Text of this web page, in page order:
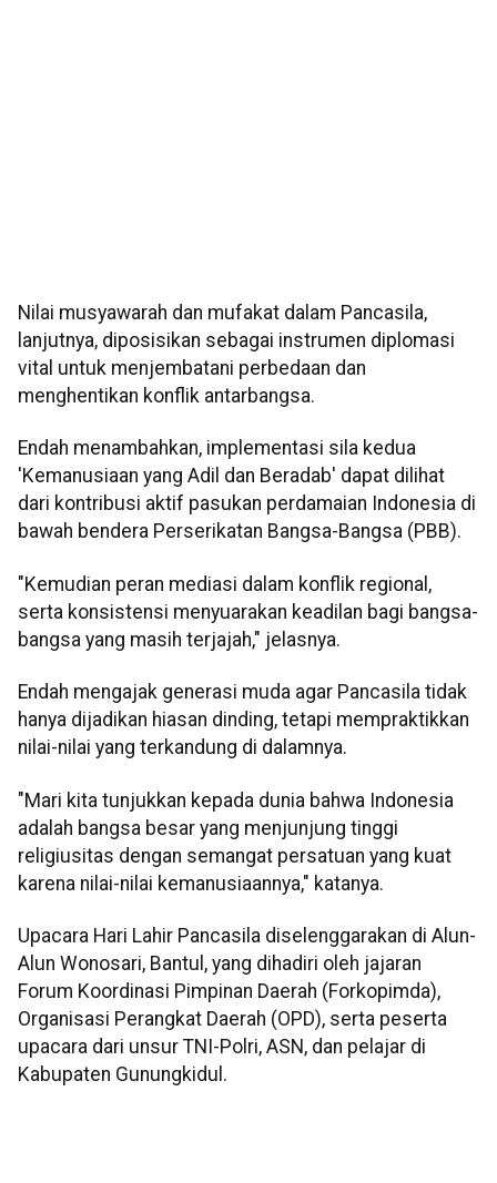
Nilai musyawarah dan mufakat dalam Pancasila,
lanjutnya, diposisikan sebagai instrumen diplomasi
vital untuk menjembatani perbedaan dan
menghentikan konflik antarbangsa.
Endah menambahkan, implementasi sila kedua
'Kemanusiaan yang Adil dan Beradab' dapat dilihat
dari kontribusi aktif pasukan perdamaian Indonesia di
bawah bendera Perserikatan Bangsa-Bangsa (PBB).
"Kemudian peran mediasi dalam konflik regional,
serta konsistensi menyuarakan keadilan bagi bangsa-
bangsa yang masih terjajah," jelasnya.
Endah mengajak generasi muda agar Pancasila tidak
hanya dijadikan hiasan dinding, tetapi mempraktikkan
nilai-nilai yang terkandung di dalamnya.
"Mari kita tunjukkan kepada dunia bahwa Indonesia
adalah bangsa besar yang menjunjung tinggi
religiusitas dengan semangat persatuan yang kuat
karena nilai-nilai kemanusiaannya," katanya.
Upacara Hari Lahir Pancasila diselenggarakan di Alun-
Alun Wonosari, Bantul, yang dihadiri oleh jajaran
Forum Koordinasi Pimpinan Daerah (Forkopimda),
Organisasi Perangkat Daerah (OPD), serta peserta
upacara dari unsur TNI-Polri, ASN, dan pelajar di
Kabupaten Gunungkidul.